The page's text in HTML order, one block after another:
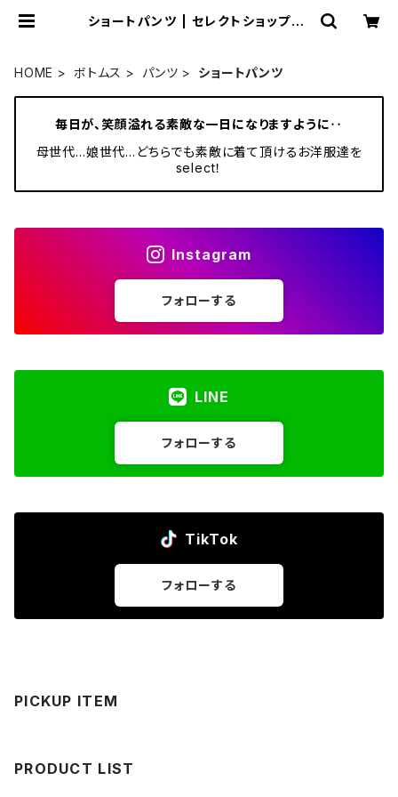
ショートパンツ | セレクトショップSE
HOME ボトムス パンツ ショートパンツ
毎日が、笑顔溢れる素敵な一日になりますように‥
母世代…娘世代…どちらでも素敵に着て頂けるお洋服達を
select！
Instagram
フォローする
LINE
フォローする
TikTok
フォローする
PICKUP ITEM
PRODUCT LIST